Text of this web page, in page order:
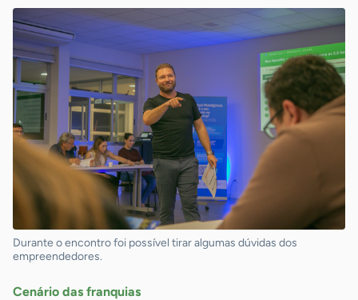
Durante o encontro foi possível tirar algumas dúvidas dos
empreendedores.
Cenário das franquias